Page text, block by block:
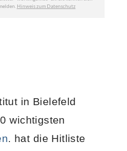
in Bielefeld
wichtigsten
. hat die Hitliste